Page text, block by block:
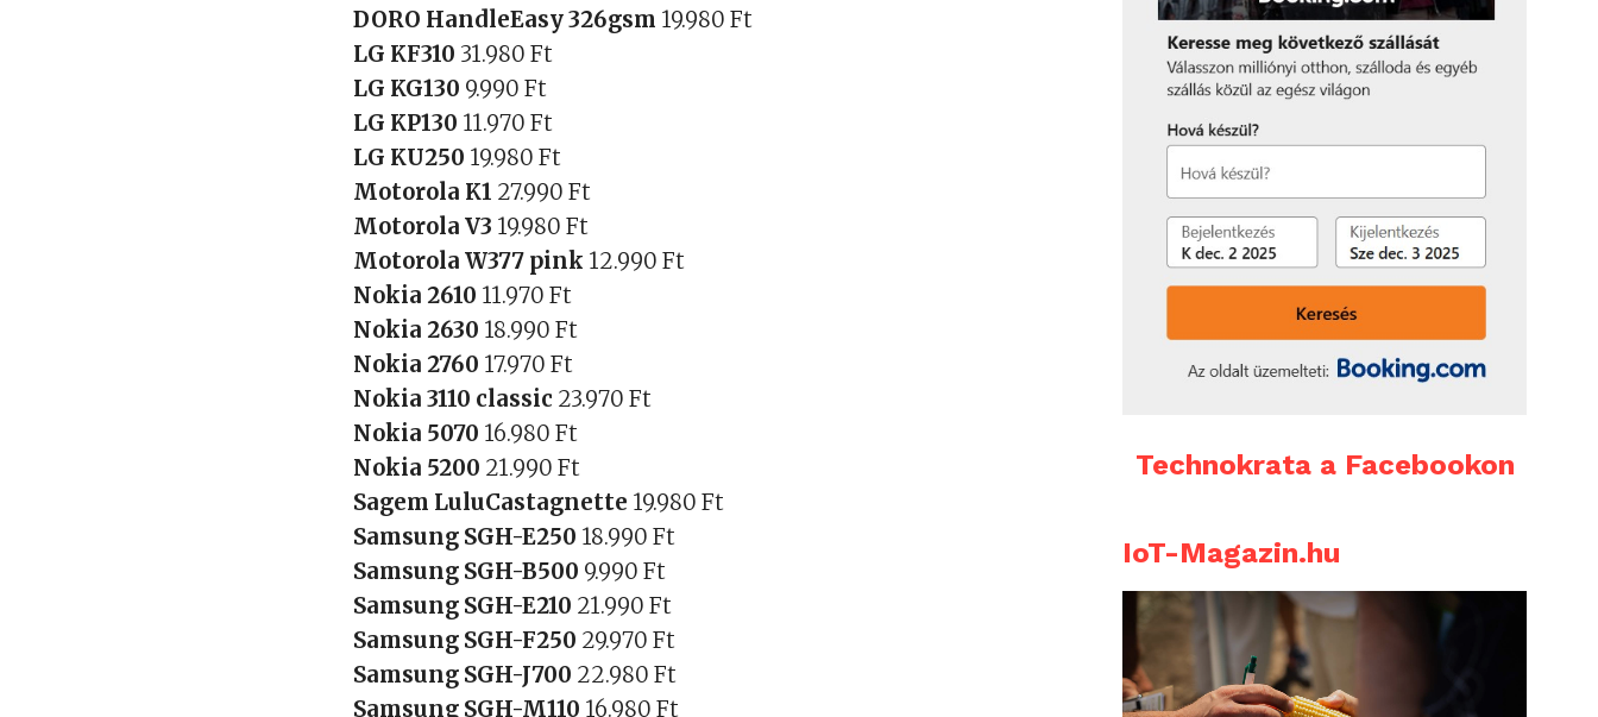
DORO HandleEasy 326gsm 19.980 Ft
LG KF310 31.980 Ft
LG KG130 9.990 Ft
LG KP130 11.970 Ft
LG KU250 19.980 Ft
Motorola K1 27.990 Ft
Motorola V3 19.980 Ft
Motorola W377 pink 12.990 Ft
Nokia 2610 11.970 Ft
Nokia 2630 18.990 Ft
Nokia 2760 17.970 Ft
Nokia 3110 classic 23.970 Ft
Nokia 5070 16.980 Ft
Nokia 5200 21.990 Ft
Sagem LuluCastagnette 19.980 Ft
Samsung SGH-E250 18.990 Ft
Samsung SGH-B500 9.990 Ft
Samsung SGH-E210 21.990 Ft
Samsung SGH-F250 29.970 Ft
Samsung SGH-J700 22.980 Ft
Samsung SGH-M110 16.980 Ft
Technokrata a Facebookon
IoT-Magazin.hu